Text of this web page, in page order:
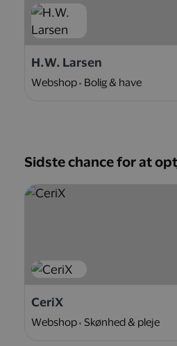
H.W. Larsen
Webshop Bolig & have
Sidste chance for at
CeriX
Webshop Skønhed & pleje